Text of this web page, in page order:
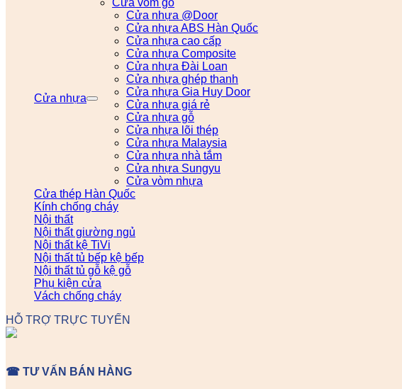
Cửa vòm gỗ
Cửa nhựa
Cửa nhựa @Door
Cửa nhựa ABS Hàn Quốc
Cửa nhựa cao cấp
Cửa nhựa Composite
Cửa nhựa Đài Loan
Cửa nhựa ghép thanh
Cửa nhựa Gia Huy Door
Cửa nhựa giá rẻ
Cửa nhựa gỗ
Cửa nhựa lõi thép
Cửa nhựa Malaysia
Cửa nhựa nhà tắm
Cửa nhựa Sungyu
Cửa vòm nhựa
Cửa thép Hàn Quốc
Kính chống cháy
Nội thất
Nội thất giường ngủ
Nội thất kệ TiVi
Nội thất tủ bếp kệ bếp
Nội thất tủ gỗ kệ gỗ
Phụ kiện cửa
Vách chống cháy
HỖ TRỢ TRỰC TUYẾN
☎ TƯ VẤN BÁN HÀNG